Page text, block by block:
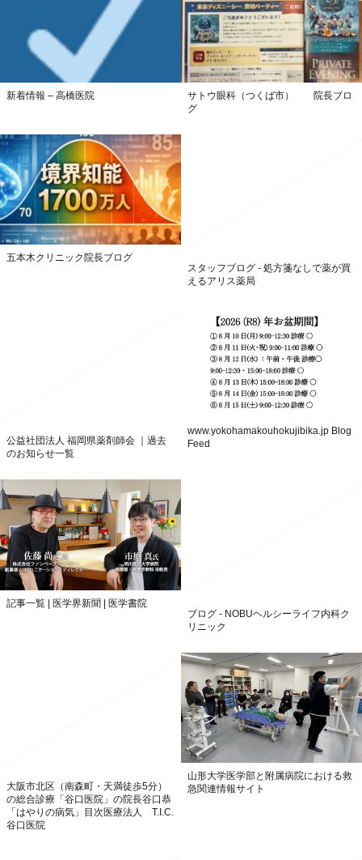
新着情報 – 高橋医院
サトウ眼科（つくば市） 院長ブロ
グ
五本木クリニック院長ブログ
スタッフブログ - 処方箋なしで薬が買
えるアリス薬局
公益社団法人 福岡県薬剤師会 ｜過去
のお知らせ一覧
www.yokohamakouhokujibika.jp Blog
Feed
記事一覧 | 医学界新聞 | 医学書院
ブログ - NOBUヘルシーライフ内科ク
リニック
大阪市北区（南森町・天満徒歩5分）
の総合診療「谷口医院」の院長谷口恭
「はやりの病気」目次医療法人 T.I.C.
谷口医院
山形大学医学部と附属病院における救
急関連情報サイト